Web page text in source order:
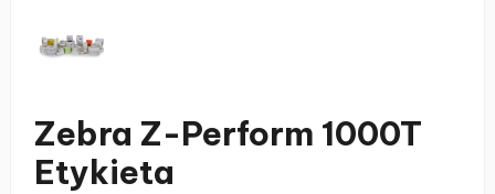
Zebra Z-Perform 1000T
Etykieta